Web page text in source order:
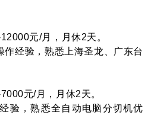
元/月，月休2天。
作经验，熟悉上海圣龙、广东台
元/月，月休2天。
验，熟悉全自动电脑分切机优